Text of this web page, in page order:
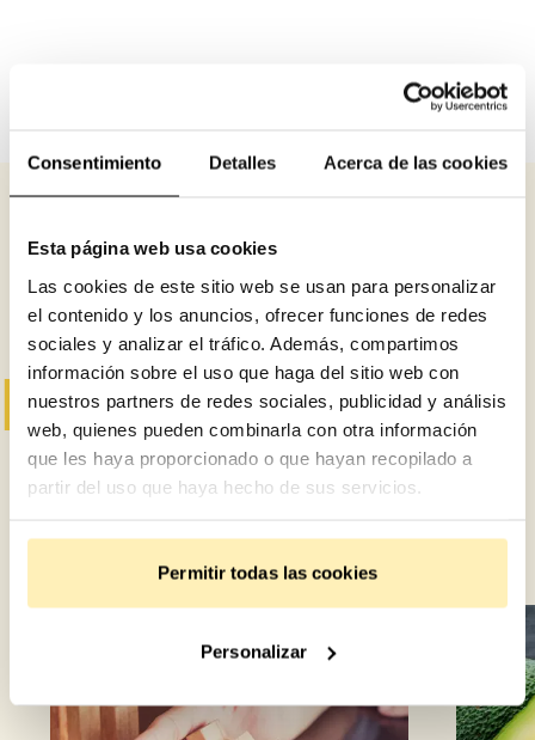
Consentimiento Detalles Acerca de las cookies
Esta página web usa cookies
Las cookies de este sitio web se usan para personalizar
el contenido y los anuncios, ofrecer funciones de redes
sociales y analizar el tráfico. Además, compartimos
información sobre el uso que haga del sitio web con
nuestros partners de redes sociales, publicidad y análisis
web, quienes pueden combinarla con otra información
que les haya proporcionado o que hayan recopilado a
partir del uso que haya hecho de sus servicios.
Permitir todas las cookies
Personalizar
¿Te gustó esto?
Mira estos otros: